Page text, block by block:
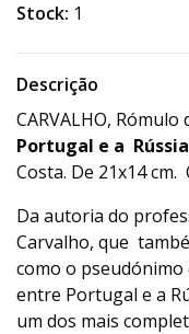
Stock: 1
Descrição
CARVALHO, Rómulo
Portugal e a
Costa. De 21x14 cm.
Da autoria do
Carvalho, que
como o pseudónimo
entre Portugal e a
um dos mais